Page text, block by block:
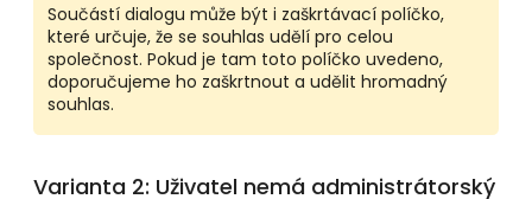
Součástí dialogu může být i zaškrtávací políčko,
které určuje, že se souhlas udělí pro celou
společnost. Pokud je tam toto políčko uvedeno,
doporučujeme ho zaškrtnout a udělit hromadný
souhlas.
Varianta 2: Uživatel nemá administrátorský